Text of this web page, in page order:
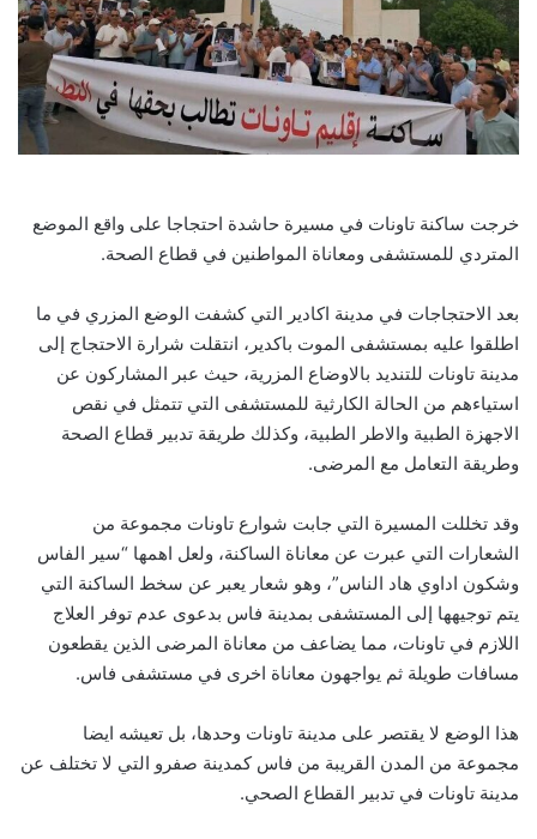
خرجت ساكنة تاونات في مسيرة حاشدة احتجاجا على واقع الموضع
المتردي للمستشفى ومعاناة المواطنين في قطاع الصحة.
بعد الاحتجاجات في مدينة اكادير التي كشفت الوضع المزري في ما
اطلقوا عليه بمستشفى الموت باكدير، انتقلت شرارة الاحتجاج إلى
مدينة تاونات للتنديد بالاوضاع المزرية، حيث عبر المشاركون عن
استياءهم من الحالة الكارثية للمستشفى التي تتمثل في نقص
الاجهزة الطبية والاطر الطبية، وكذلك طريقة تدبير قطاع الصحة
وطريقة التعامل مع المرضى.
وقد تخللت المسيرة التي جابت شوارع تاونات مجموعة من
الشعارات التي عبرت عن معاناة الساكنة، ولعل اهمها “سير الفاس
وشكون اداوي هاد الناس”، وهو شعار يعبر عن سخط الساكنة التي
يتم توجيهها إلى المستشفى بمدينة فاس بدعوى عدم توفر العلاج
اللازم في تاونات، مما يضاعف من معاناة المرضى الذين يقطعون
مسافات طويلة ثم يواجهون معاناة اخرى في مستشفى فاس.
هذا الوضع لا يقتصر على مدينة تاونات وحدها، بل تعيشه ايضا
مجموعة من المدن القريبة من فاس كمدينة صفرو التي لا تختلف عن
مدينة تاونات في تدبير القطاع الصحي.